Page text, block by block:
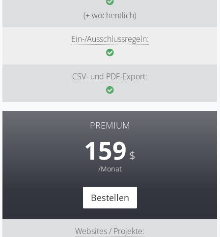
(+ wöchentlich)
Ein-/Ausschlussregeln:
CSV- und PDF-Export:
PREMIUM
159 $
/Monat
Bestellen
Websites / Projekte: